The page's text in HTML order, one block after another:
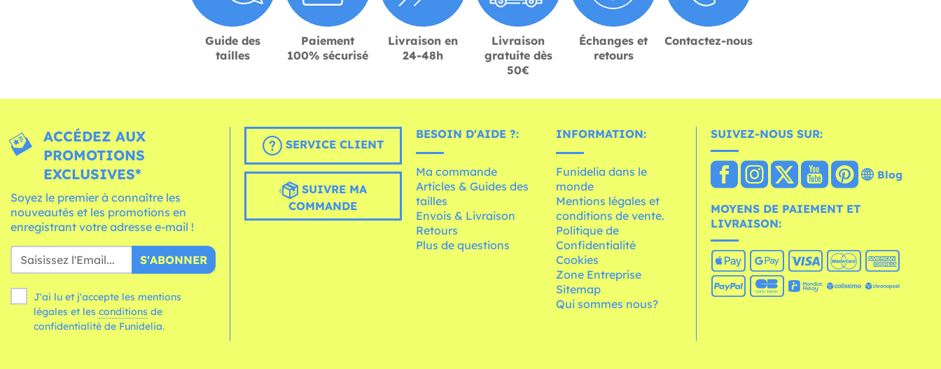
Guide des
tailles
Paiement
100% sécurisé
Livraison en
24-48h
Livraison
gratuite dès
50€
Échanges et
retours
Contactez-nous
ACCÉDEZ AUX
PROMOTIONS
EXCLUSIVES*
Soyez le premier à connaître les
nouveautés et les promotions en
enregistrant votre adresse e-mail !
S'ABONNER
J'ai lu et j'accepte les mentions
légales et les conditions
confidentialité de Funidelia.
SERVICE CLIENT
SUIVRE MA
COMMANDE
BESOIN D'AIDE ?:
Ma commande
Articles & Guides des
tailles
Envois & Livraison
Retours
Plus de questions
INFORMATION:
Funidelia dans le
monde
Mentions légales et
conditions de vente.
Politique de
Confidentialité
Cookies
Zone Entreprise
Sitemap
Qui sommes nous?
SUIVEZ-NOUS SUR:
Blog
MOYENS DE PAIEMENT ET
LIVRAISON: